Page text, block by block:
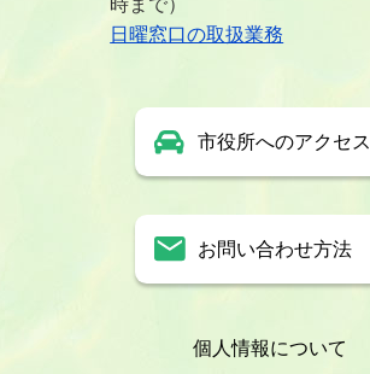
時まで）
日曜窓口の取扱業務
市役所へのアクセス
お問い合わせ方法
個人情報について